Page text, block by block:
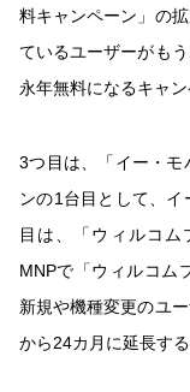
料キャンペーン」の
ているユーザーがも
永年無料になるキャ
3つ目は、「イー・モ
ンの1台目として、
目は、「ウィルコム
MNPで「ウィルコム
新規や機種変更のユ
から24カ月に延長する